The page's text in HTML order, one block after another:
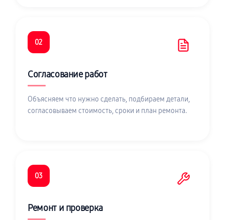
02
Согласование работ
Объясняем что нужно сделать, подбираем детали,
согласовываем стоимость, сроки и план ремонта.
03
Ремонт и проверка